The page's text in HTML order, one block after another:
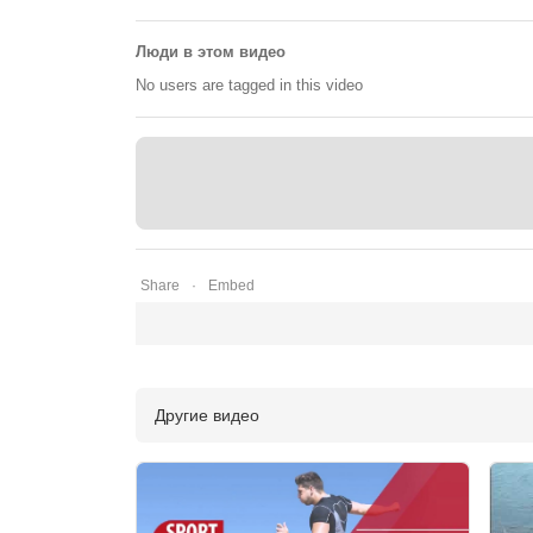
Люди в этом видео
No users are tagged in this video
Share Embed
Другие видео